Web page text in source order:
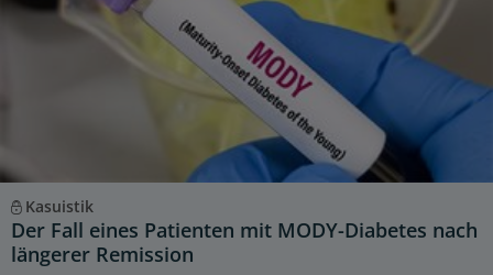
Kasuistik
Der Fall eines Patienten mit MODY-Diabetes nach
längerer Remission